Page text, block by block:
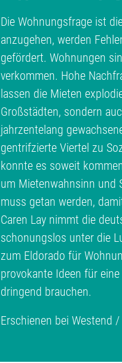
Die Wohnungsfrage ist
anzugehen, werden
gefördert. Wohnungen
verkommen. Hohe
lassen die Mieten
Großstädten, sondern
jahrzentelang
gentrifzierte Viertel zu
konnte es soweit
um Mietenwahnsinn und
muss getan werden,
Caren Lay nimmt die
schonungslos unter die
zum Eldorado für
provokante Ideen für
dringend brauchen.
Erschienen bei Westend